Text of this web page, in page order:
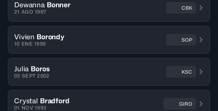
Dewanna Bonner
21 AGO 1987
CBK
Vivien Borondy
10 ENE 1995
SOP
Julia Boros
03 SEPT 2002
KSC
Crystal Bradford
01 NOV 1993
GIRO